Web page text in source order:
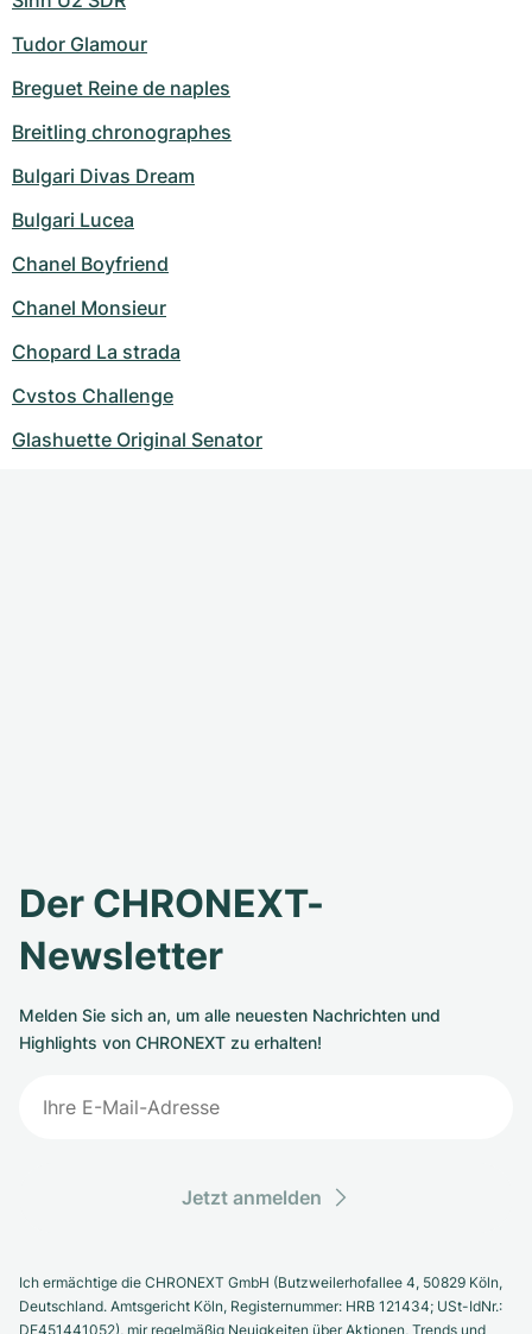
Tudor Glamour
Breguet Reine de naples
Breitling chronographes
Bulgari Divas Dream
Bulgari Lucea
Chanel Boyfriend
Chanel Monsieur
Chopard La strada
Cvstos Challenge
Glashuette Original Senator
Der CHRONEXT-
Newsletter
Melden Sie sich an, um alle neuesten Nachrichten und
Highlights von CHRONEXT zu erhalten!
Jetzt anmelden
Ich ermächtige die CHRONEXT GmbH (Butzweilerhofallee 4, 50829 Köln,
Deutschland. Amtsgericht Köln, Registernummer: HRB 121434; USt-IdNr.:
DE451441052), mir regelmäßig Neuigkeiten über Aktionen, Trends und